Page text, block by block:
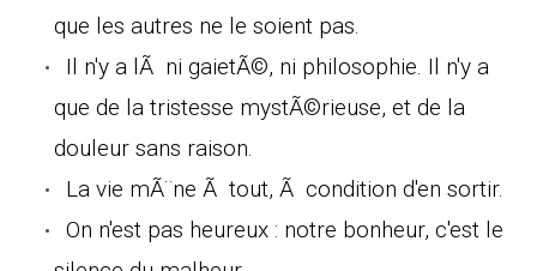
que les autres ne le soient pas.
Il n'y a lÃ ni gaietÃ©, ni philosophie. Il n'y a
que de la tristesse mystÃ©rieuse, et de la
douleur sans raison.
La vie mÃ¨ne Ã tout, Ã condition d'en sortir.
On n'est pas heureux : notre bonheur, c'est le